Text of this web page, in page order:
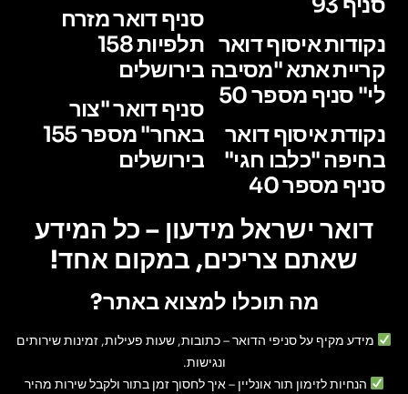
נקודות איסוף דואר
קריית אתא "מסיבה
לי" סניף מספר 50
נקודת איסוף דואר
בחיפה "כלבו חגי"
סניף מספר 40
סניף דואר מזרח
תלפיות 158
בירושלים
סניף דואר "צור
באחר" מספר 155
בירושלים
דואר ישראל מידעון – כל המידע
שאתם צריכים, במקום אחד!
מה תוכלו למצוא באתר?
מידע מקיף על סניפי הדואר– כתובות, שעות פעילות, זמינות שירותים
ונגישות.
הנחיות לזימון תור אונליין – איך לחסוך זמן בתור ולקבל שירות מהיר